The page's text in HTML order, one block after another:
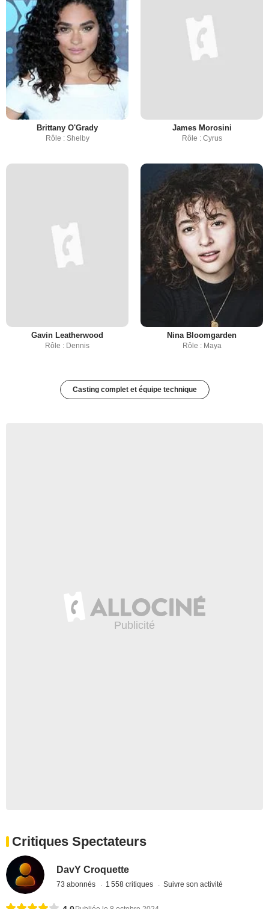
Brittany O'Grady
Rôle : Shelby
James Morosini
Rôle : Cyrus
Gavin Leatherwood
Rôle : Dennis
Nina Bloomgarden
Rôle : Maya
Casting complet et équipe technique
Critiques Spectateurs
DavY Croquette
73 abonnés 1 558 critiques Suivre son activité